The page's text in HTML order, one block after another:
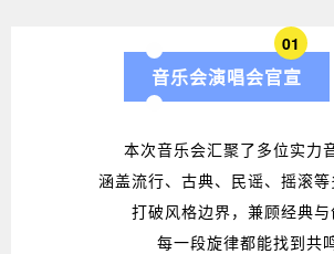
01
音乐会演唱会官宣
本次音乐会汇聚了多位实力
涵盖流行、古典、民谣、摇滚等
打破风格边界，兼顾经典与
每一段旋律都能找到共